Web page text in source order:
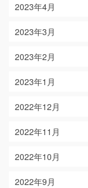
2023年4月
2023年3月
2023年2月
2023年1月
2022年12月
2022年11月
2022年10月
2022年9月